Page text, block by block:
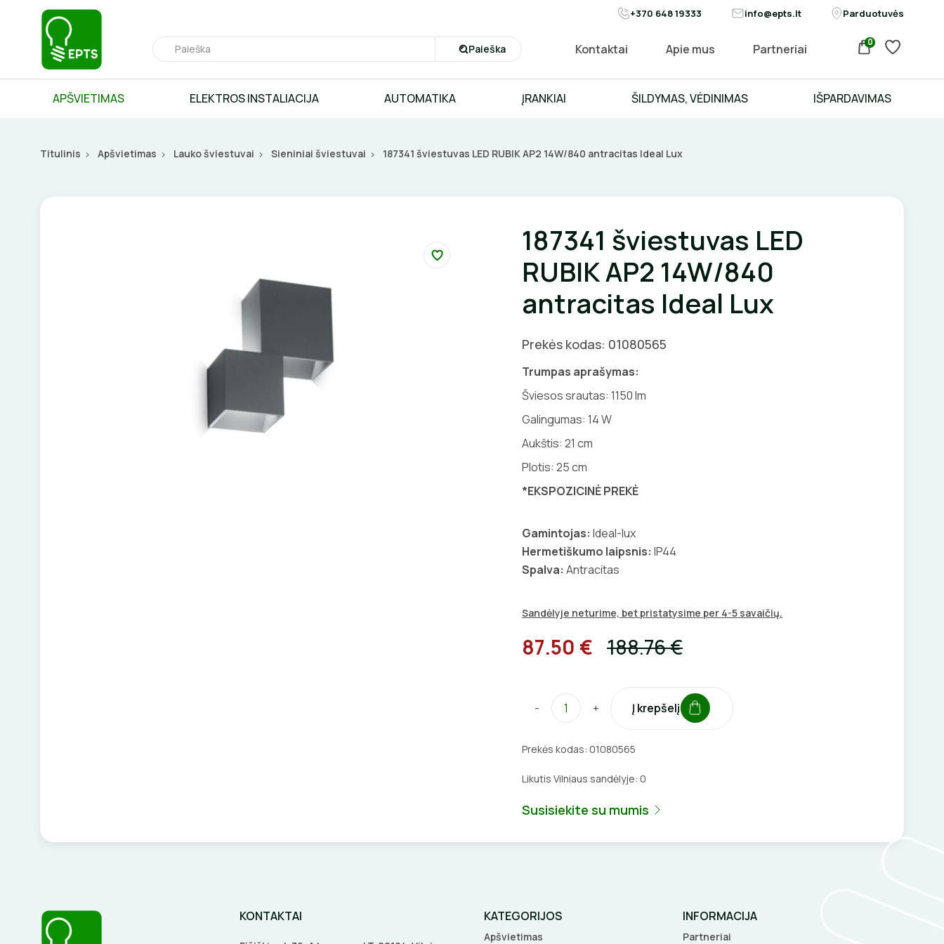
+370 648 19333 info@epts.lt Parduotuvės
Paieška Kontaktai Apie mus Partneriai 0
APŠVIETIMAS ELEKTROS INSTALIACIJA AUTOMATIKA ĮRANKIAI ŠILDYMAS, VĖDINIMAS IŠPARDAVIMAS
Titulinis Apšvietimas Lauko šviestuvai Sieniniai šviestuvai 187341 šviestuvas LED RUBIK AP2 14W/840 antracitas Ideal Lux
187341 šviestuvas LED
RUBIK AP2 14W/840
antracitas Ideal Lux
Prekės kodas: 01080565
Trumpas aprašymas:
Šviesos srautas: 1150 lm
Galingumas: 14 W
Aukštis: 21 cm
Plotis: 25 cm
*EKSPOZICINĖ PREKĖ
Gamintojas: Ideal-lux
Hermetiškumo laipsnis: IP44
Spalva: Antracitas
Sandėlyje neturime, bet pristatysime per 4-5 savaičių.
87.50 € 188.76 €
- + Į krepšelį
Prekės kodas: 01080565
Likutis Vilniaus sandėlyje: 0
Susisiekite su mumis
KONTAKTAI KATEGORIJOS
Apšvietimas
INFORMACIJA
Partneriai